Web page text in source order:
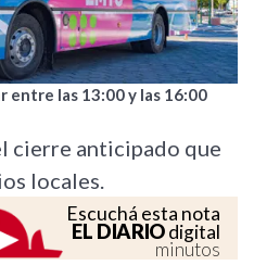
entre las 13:00 y las 16:00
cierre anticipado que
locales.
Escuchá esta nota
EL DIARIOdigital
minutos